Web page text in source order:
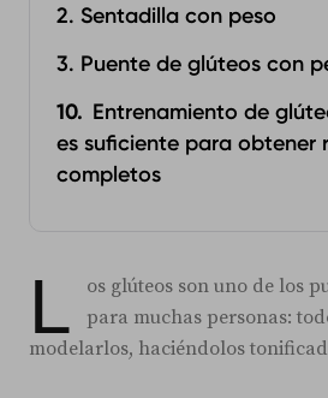
2. Sentadilla con peso
3. Puente de glúteos con
Entrenamiento de
es suficiente para obtener
completos
L
os glúteos son uno de los
para muchas personas:
modelarlos, haciéndolos